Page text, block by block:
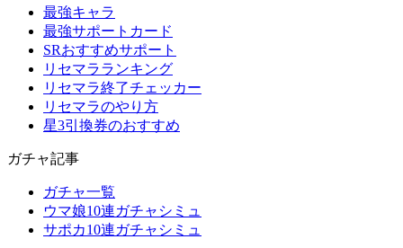
最強キャラ
最強サポートカード
SRおすすめサポート
リセマラランキング
リセマラ終了チェッカー
リセマラのやり方
星3引換券のおすすめ
ガチャ記事
ガチャ一覧
ウマ娘10連ガチャシミュ
サポカ10連ガチャシミュ